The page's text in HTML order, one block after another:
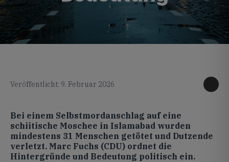
Veröffentlicht: 9. Februar 2026
Bei einem Selbstmordanschlag auf eine
schiitische Moschee in Islamabad wurden
mindestens 31 Menschen getötet und Dutzende
verletzt. Marc Fuchs (CDU) ordnet die
Hintergründe und Bedeutung politisch ein.